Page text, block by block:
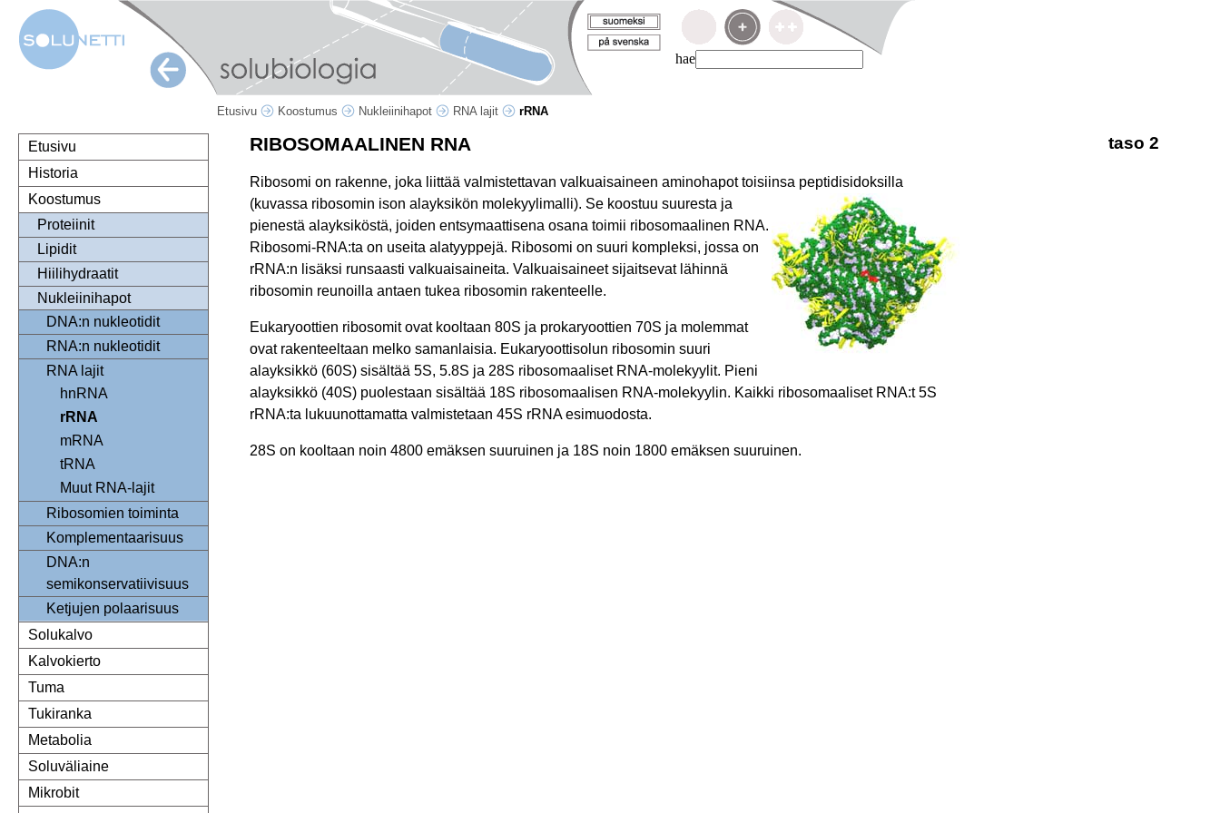
hae
Etusivu Koostumus Nukleiinihapot RNA lajit rRNA
Etusivu
Historia
Koostumus
Proteiinit
Lipidit
Hiilihydraatit
Nukleiinihapot
DNA:n nukleotidit
RNA:n nukleotidit
RNA lajit
hnRNA
rRNA
mRNA
tRNA
Muut RNA-lajit
Ribosomien toiminta
Komplementaarisuus
DNA:n
semikonservatiivisuus
Ketjujen polaarisuus
Solukalvo
Kalvokierto
Tuma
Tukiranka
Metabolia
Soluväliaine
Mikrobit
taso 2
RIBOSOMAALINEN RNA
Ribosomi on rakenne, joka liittää valmistettavan valkuaisaineen aminohapot toisiinsa peptidisidoksilla
(kuvassa ribosomin ison alayksikön molekyylimalli). Se koostuu suuresta ja
pienestä alayksiköstä, joiden entsymaattisena osana toimii ribosomaalinen RNA.
Ribosomi-RNA:ta on useita alatyyppejä. Ribosomi on suuri kompleksi, jossa on
rRNA:n lisäksi runsaasti valkuaisaineita. Valkuaisaineet sijaitsevat lähinnä
ribosomin reunoilla antaen tukea ribosomin rakenteelle.
Eukaryoottien ribosomit ovat kooltaan 80S ja prokaryoottien 70S ja molemmat
ovat rakenteeltaan melko samanlaisia. Eukaryoottisolun ribosomin suuri
alayksikkö (60S) sisältää 5S, 5.8S ja 28S ribosomaaliset RNA-molekyylit. Pieni
alayksikkö (40S) puolestaan sisältää 18S ribosomaalisen RNA-molekyylin. Kaikki ribosomaaliset RNA:t 5S
rRNA:ta lukuunottamatta valmistetaan 45S rRNA esimuodosta.
28S on kooltaan noin 4800 emäksen suuruinen ja 18S noin 1800 emäksen suuruinen.